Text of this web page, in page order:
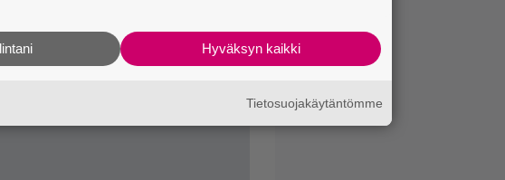
Hyväksyn kaikki
Tietosuojakäytäntömme